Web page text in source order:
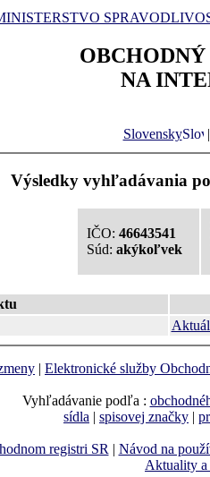
NA
Slovensky |
Výsledky vyhľadávania
IČO: 46643541
Súd: akýkoľvek
| Elektronické služby
Vyhľadávanie podľa :
sídla | spisovej značky |
registri SR| Návod na
Aktuality a